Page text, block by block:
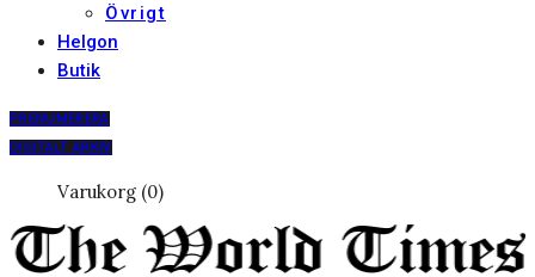
Övrigt
Helgon
Butik
PRENUMERERA
DIGITALT ARKIV
Varukorg (0)